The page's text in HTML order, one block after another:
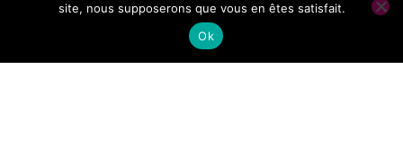
Conseils pour réussir les concours
site, nous supposerons que vous en êtes satisfait.
Ok